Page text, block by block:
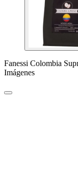
Fanessi Colombia
Imágenes